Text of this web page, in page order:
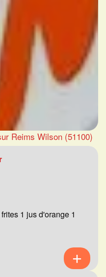
Reims Wilson (51100)
1 jus d'orange 1